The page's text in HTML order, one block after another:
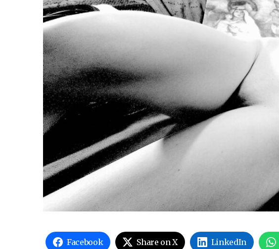
Facebook Share on X LinkedIn